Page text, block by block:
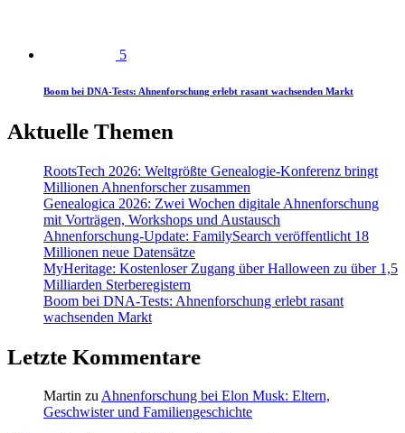
5
Boom bei DNA-Tests: Ahnenforschung erlebt rasant wachsenden Markt
Aktuelle Themen
RootsTech 2026: Weltgrößte Genealogie-Konferenz bringt
Millionen Ahnenforscher zusammen
Genealogica 2026: Zwei Wochen digitale Ahnenforschung
mit Vorträgen, Workshops und Austausch
Ahnenforschung-Update: FamilySearch veröffentlicht 18
Millionen neue Datensätze
MyHeritage: Kostenloser Zugang über Halloween zu über 1,5
Milliarden Sterberegistern
Boom bei DNA-Tests: Ahnenforschung erlebt rasant
wachsenden Markt
Letzte Kommentare
Martin zuAhnenforschung bei Elon Musk: Eltern,
Geschwister und Familiengeschichte